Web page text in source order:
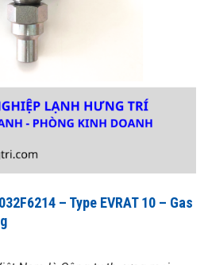
– Type EVRAT 10 – Gas